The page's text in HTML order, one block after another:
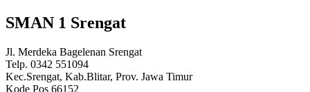
SMAN 1 Srengat
Jl. Merdeka Bagelenan Srengat
Telp. 0342 551094
Kec.Srengat, Kab.Blitar, Prov. Jawa Timur
Kode Pos 66152